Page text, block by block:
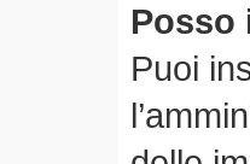
Posso
Puoi